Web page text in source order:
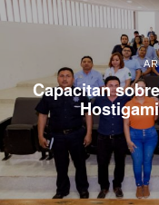
Capacitan